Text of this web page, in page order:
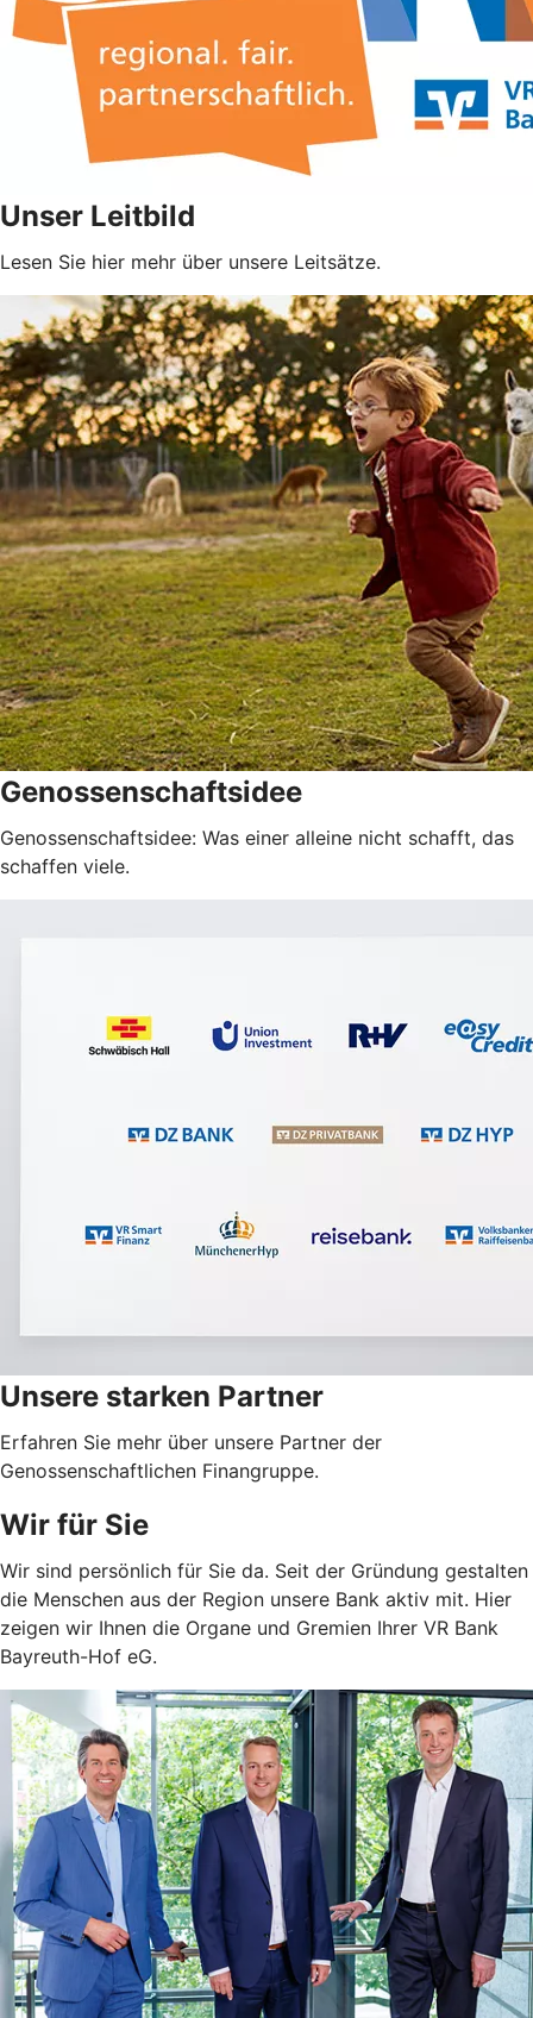
Unser Leitbild
Lesen Sie hier mehr über unsere Leitsätze.
Genossenschaftsidee
Genossenschaftsidee: Was einer alleine nicht schafft, das
schaffen viele.
Unsere starken Partner
Erfahren Sie mehr über unsere Partner der
Genossenschaftlichen Finangruppe.
Wir für Sie
Wir sind persönlich für Sie da. Seit der Gründung gestalten
die Menschen aus der Region unsere Bank aktiv mit. Hier
zeigen wir Ihnen die Organe und Gremien Ihrer VR Bank
Bayreuth-Hof eG.